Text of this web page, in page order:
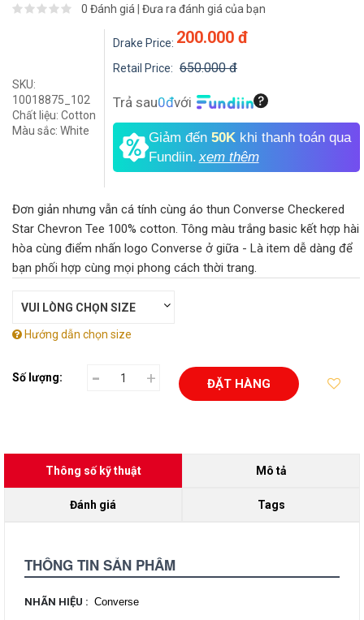
0 Đánh giá Đưa ra đánh giá của bạn
SKU:
10018875_102
Chất liệu: Cotton
Màu sắc: White
Drake Price: 200.000 đ
Retail Price: 650.000 đ
Trả sau0đvới
Giảm đến 50K khi thanh toán qua
Fundiin. xem thêm
Đơn giản nhưng vẫn cá tính cùng áo thun Converse Checkered
Star Chevron Tee 100% cotton. Tông màu trắng basic kết hợp hài
hòa cùng điểm nhấn logo Converse ở giữa - Là item dễ dàng để
bạn phối hợp cùng mọi phong cách thời trang.
Hướng dẫn chọn size
Số lượng: - + ĐẶT HÀNG
Thông số kỹ thuật Mô tả
Đánh giá Tags
THÔNG TIN SẢN PHẨM
NHÃN HIỆU : Converse